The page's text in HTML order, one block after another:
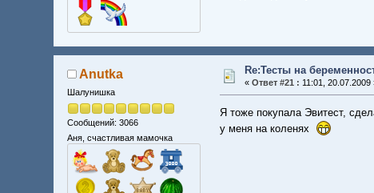
Anutka
Шалунишка
Сообщений: 3066
Аня, счастливая мамочка
Re:Тесты на
« Ответ #21 : 11:01, 20.07.2009
Я тоже покупала Эвитест,
у меня на коленях